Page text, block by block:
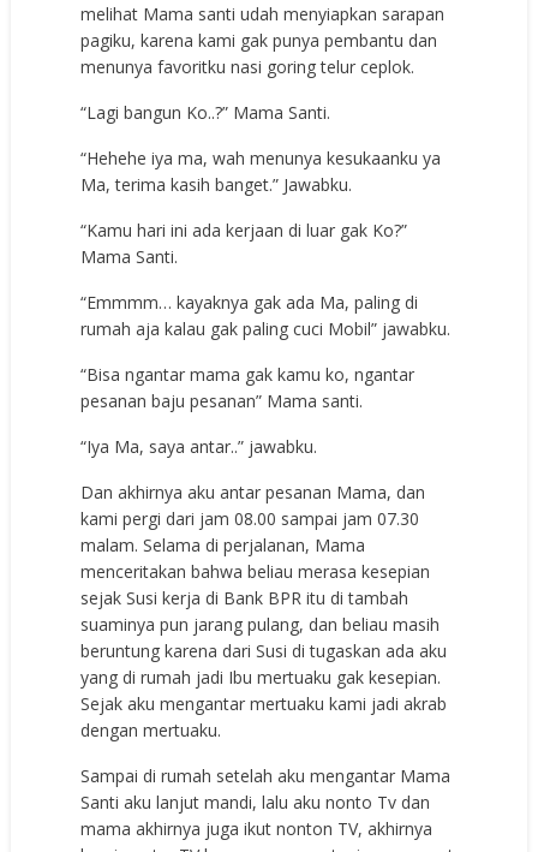
melihat Mama santi udah menyiapkan sarapan
pagiku, karena kami gak punya pembantu dan
menunya favoritku nasi goring telur ceplok.
“Lagi bangun Ko..?” Mama Santi.
“Hehehe iya ma, wah menunya kesukaanku ya
Ma, terima kasih banget.” Jawabku.
“Kamu hari ini ada kerjaan di luar gak Ko?”
Mama Santi.
“Emmmm… kayaknya gak ada Ma, paling di
rumah aja kalau gak paling cuci Mobil” jawabku.
“Bisa ngantar mama gak kamu ko, ngantar
pesanan baju pesanan” Mama santi.
“Iya Ma, saya antar..” jawabku.
Dan akhirnya aku antar pesanan Mama, dan
kami pergi dari jam 08.00 sampai jam 07.30
malam. Selama di perjalanan, Mama
menceritakan bahwa beliau merasa kesepian
sejak Susi kerja di Bank BPR itu di tambah
suaminya pun jarang pulang, dan beliau masih
beruntung karena dari Susi di tugaskan ada aku
yang di rumah jadi Ibu mertuaku gak kesepian.
Sejak aku mengantar mertuaku kami jadi akrab
dengan mertuaku.
Sampai di rumah setelah aku mengantar Mama
Santi aku lanjut mandi, lalu aku nonto Tv dan
mama akhirnya juga ikut nonton TV, akhirnya